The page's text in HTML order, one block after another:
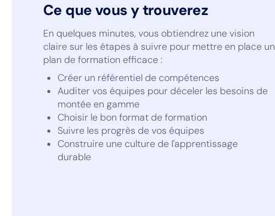
Ce que vous y trouverez
En quelques minutes, vous obtiendrez une vision
claire sur les étapes à suivre pour mettre en place un
plan de formation efficace :
Créer un référentiel de compétences
Auditer vos équipes pour déceler les besoins de
montée en gamme
Choisir le bon format de formation
Suivre les progrès de vos équipes
Construire une culture de l'apprentissage
durable